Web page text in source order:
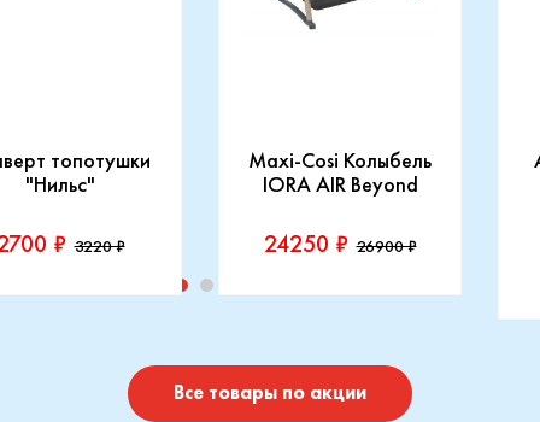
топотушки
"Нильс"
₽ 3220 ₽
Maxi-Cosi Колыбель
IORA AIR Beyond
24250 ₽ 26900 ₽
Производитель::
Купить
Все товары по акции